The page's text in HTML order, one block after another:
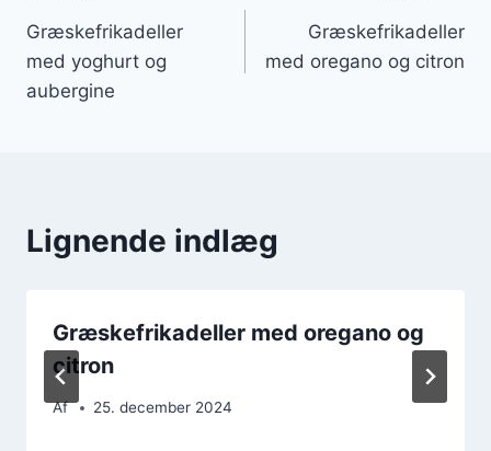
Græskefrikadeller
med yoghurt og
aubergine
Græskefrikadeller
med oregano og citron
Lignende indlæg
Græskefrikadeller med oregano og
citron
Af 25. december 2024